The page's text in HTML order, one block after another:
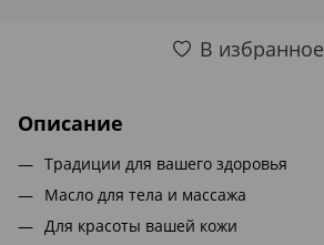
В избранное
Описание
Традиции для вашего здоровья
Масло для тела и массажа
Для красоты вашей кожи